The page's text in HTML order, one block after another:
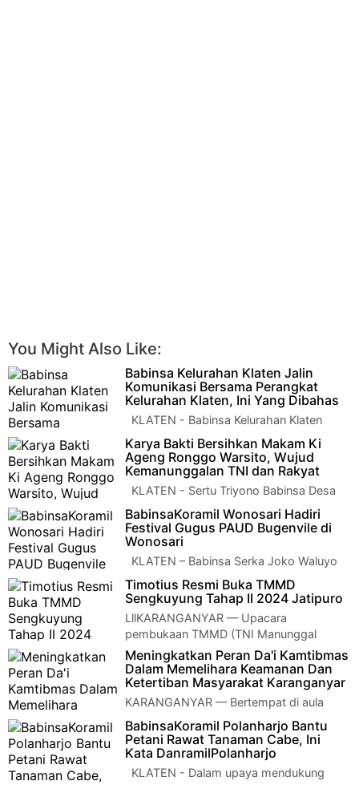
You Might Also Like:
Babinsa Kelurahan Klaten Jalin
Komunikasi Bersama Perangkat
Kelurahan Klaten, Ini Yang Dibahas
KLATEN - Babinsa Kelurahan Klaten
Serka Sulastiyono dari Koramil 01/Kota
Kodim 0723/Klaten menjalin komunikas…
Karya Bakti Bersihkan Makam Ki
Ageng Ronggo Warsito, Wujud
Kemanunggalan TNI dan Rakyat
KLATEN - Sertu Triyono Babinsa Desa
Palar bersama anggota Koramil 19/Trucuk
Kodim 0723/Klaten melaksanakan ke…
BabinsaKoramil Wonosari Hadiri
Festival Gugus PAUD Bugenvile di
Wonosari
KLATEN – Babinsa Serka Joko Waluyo
mewakili Danramil 22 Wonosari Kodim
0723/Klaten menghadiri Festival Gugus …
Timotius Resmi Buka TMMD
Sengkuyung Tahap II 2024 Jatipuro
LllKARANGANYAR — Upacara
pembukaan TMMD (TNI Manunggal
Membangun Desa) sengkuyung tahap II tahun 2024, dengan
mengusung …
Meningkatkan Peran Da'i Kamtibmas
Dalam Memelihara Keamanan Dan
Ketertiban Masyarakat Karanganyar
KARANGANYAR — Bertempat di aula
Masjid Agung Madaniyah Karanganyar
dilaksanakan kegiatan Da'i Kamtibmas kabupaten Ka…
BabinsaKoramil Polanharjo Bantu
Petani Rawat Tanaman Cabe, Ini
Kata DanramilPolanharjo
KLATEN - Dalam upaya mendukung